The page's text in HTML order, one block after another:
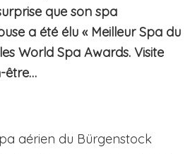
que son spa
a été élu « Meilleur Spa du
World Spa Awards. Visite
être…
aérien du Bürgenstock